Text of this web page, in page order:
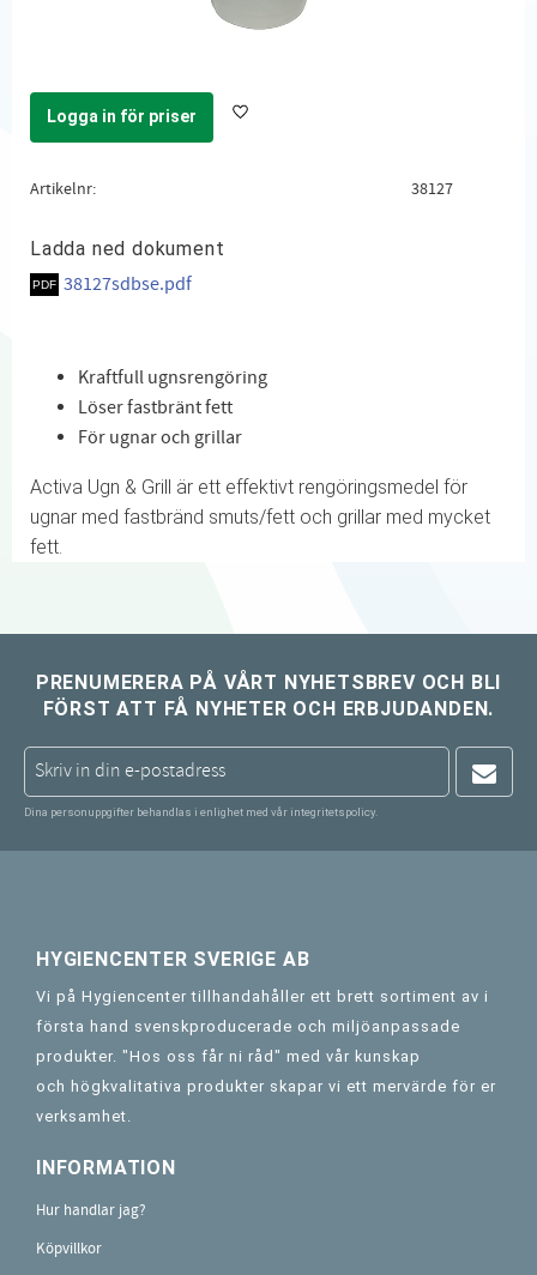
Logga in för priser Lägg till i favoriter
Artikelnr 38127
Ladda ned dokument
38127sdbse.pdf
Kraftfull ugnsrengöring
Löser fastbränt fett
För ugnar och grillar
Activa Ugn & Grill är ett effektivt rengöringsmedel för
ugnar med fastbränd smuts/fett och grillar med mycket
fett.
PRENUMERERA PÅ VÅRT NYHETSBREV OCH BLI
FÖRST ATT FÅ NYHETER OCH ERBJUDANDEN.
Dina personuppgifter behandlas i enlighet med vår integritetspolicy.
HYGIENCENTER SVERIGE AB
Vi på Hygiencenter tillhandahåller ett brett sortiment av i
första hand svenskproducerade och miljöanpassade
produkter. "Hos oss får ni råd" med vår kunskap
och högkvalitativa produkter skapar vi ett mervärde för er
verksamhet.
INFORMATION
Hur handlar jag?
Köpvillkor